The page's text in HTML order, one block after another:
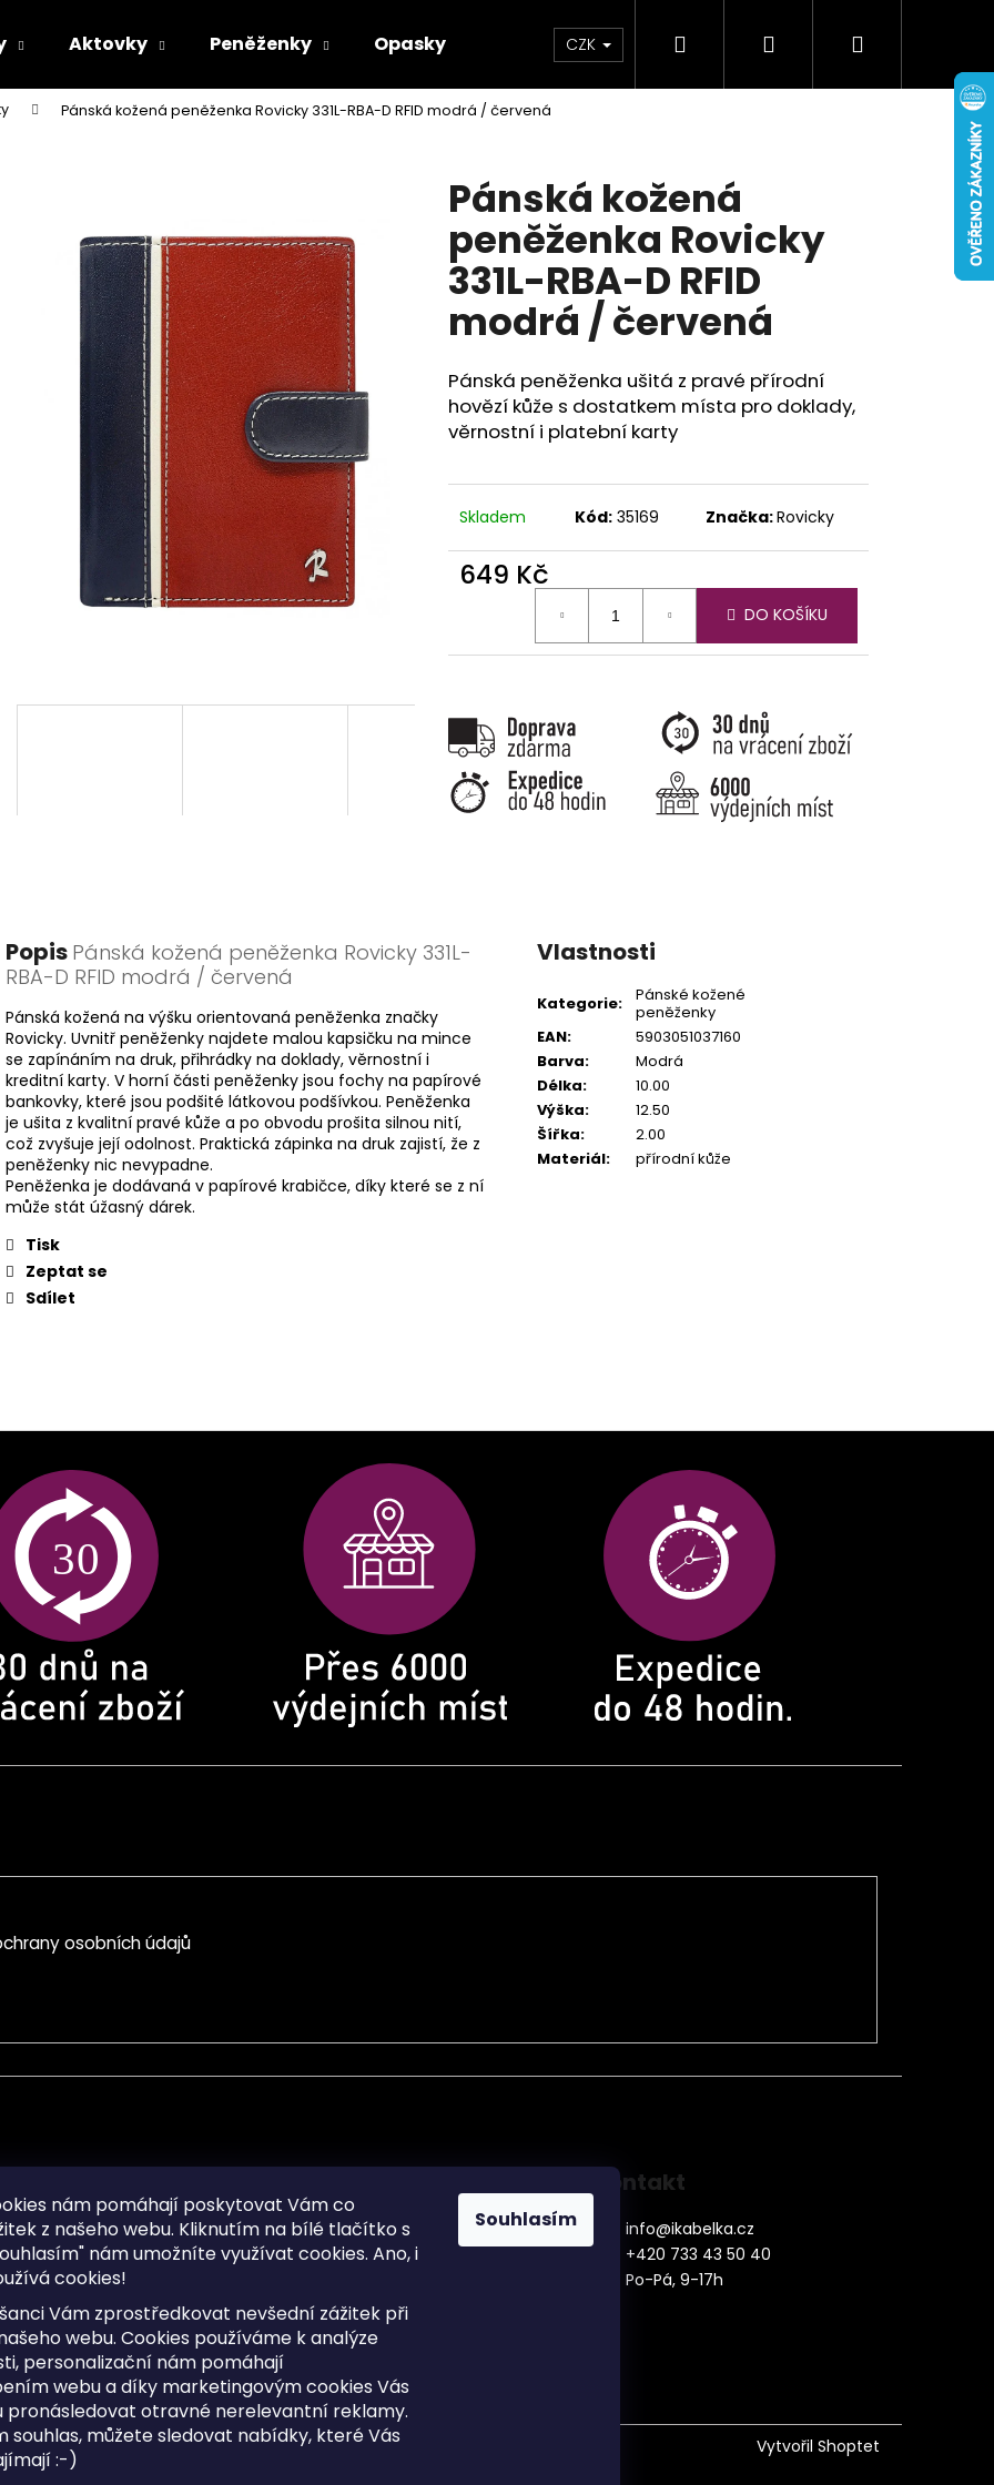
nám pomáhají poskytovat Vám co
z našeho webu. Kliknutím na bílé tlačítko s
nám umožníte využívat cookies. Ano, i
cookies!
Vám zprostředkovat nevšední zážitek při
webu. Cookies používáme k analýze
personalizační nám pomáhají
webu a díky marketingovým cookies Vás
pronásledovat otravné nerelevantní reklamy.
souhlas, můžete sledovat nabídky, které Vás
:-)
Souhlasím
Aktovky Peněženky Opasky Doplňky Novinky
CZK Hledat PřihlášeníNákupní
Pánská kožená peněženka Rovicky 331L-RBA-D RFID modrá / červená
Pánská kožená
peněženka Rovicky
331L-RBA-D RFID
modrá / červená
Pánská peněženka ušitá z pravé přírodní
hovězí kůže s dostatkem místa pro doklady,
věrnostní i platební karty
Skladem Kód: 35169 Značka:Rovicky
649 Kč
DO KOŠÍKU
Popis Pánská kožená peněženka Rovicky 331L-
RBA-D RFID modrá / červená
Pánská kožená na výšku orientovaná peněženka značky
Rovicky. Uvnitř peněženky najdete malou kapsičku na mince
se zapínáním na druk, přihrádky na doklady, věrnostní i
kreditní karty. V horní části peněženky jsou fochy na papírové
bankovky, které jsou podšité látkovou podšívkou. Peněženka
je ušita z kvalitní pravé kůže a po obvodu prošita silnou nití,
což zvyšuje její odolnost. Praktická zápinka na druk zajistí, že z
peněženky nic nevypadne.
Peněženka je dodávaná v papírové krabičce, díky které se z ní
může stát úžasný dárek.
Tisk
Zeptat se
Sdílet
Vlastnosti
Kategorie:
Pánské kožené
peněženky
EAN:
5903051037160
Barva:
Modrá
Délka:
10.00
Výška:
12.50
Šířka:
2.00
Materiál: přírodní kůže
Co potřebujete najít?
Doporučujeme
osobních údajů
osobních údajů
dotazy
cookies
Sitemap
Doprava a Platba
Postup vrácení zboží ve 30 denní
lhůtě
Obchodní podmínky
Kontakt
info@ikabelka.cz
+420 733 43 50 40
Po-Pá, 9-17h
Vytvořil Shoptet
Upravit nastavení cookies